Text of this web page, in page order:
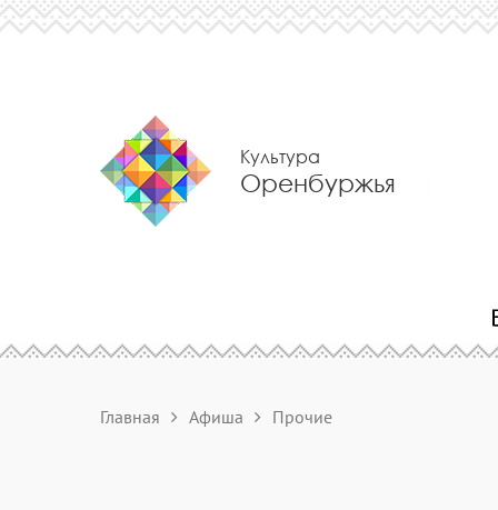
Культура
Оренбуржья
Главная Афиша Прочие